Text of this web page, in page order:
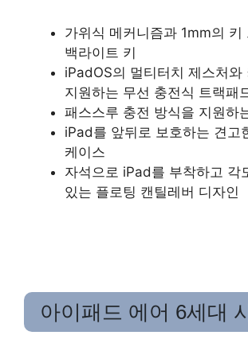
가위식 메커니즘과 1mm의 키
백라이트 키
iPadOS의 멀티터치 제스처와
지원하는 무선 충전식 트랙패
패스스루 충전 방식을 지원하
iPad를 앞뒤로 보호하는 견고
케이스
자석으로 iPad를 부착하고 각
있는 플로팅 캔틸레버 디자인
아이패드 에어 6세대